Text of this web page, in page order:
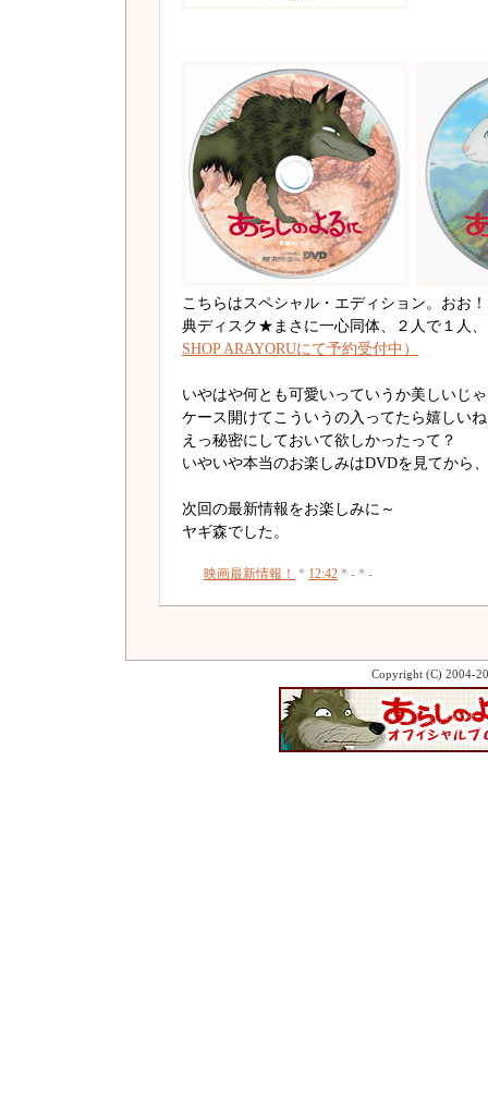
こちらはスペシャル・エディション。おお
典ディスク★まさに一心同体、２人で１人
SHOP ARAYORUにて予約受付中）
いやはや何とも可愛いっていうか美しいじ
ケース開けてこういうの入ってたら嬉しい
えっ秘密にしておいて欲しかったって？
いやいや本当のお楽しみはDVDを見てから
次回の最新情報をお楽しみに～
ヤギ森でした。
映画最新情報！ * 12:42 * - * -
Copyright (C) 2004-